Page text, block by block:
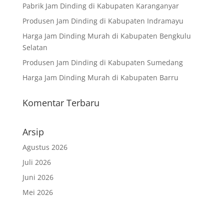
Pabrik Jam Dinding di Kabupaten Karanganyar
Produsen Jam Dinding di Kabupaten Indramayu
Harga Jam Dinding Murah di Kabupaten Bengkulu
Selatan
Produsen Jam Dinding di Kabupaten Sumedang
Harga Jam Dinding Murah di Kabupaten Barru
Komentar Terbaru
Arsip
Agustus 2026
Juli 2026
Juni 2026
Mei 2026